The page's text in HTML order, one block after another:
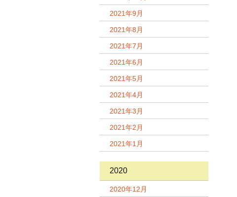
2021年9月
2021年8月
2021年7月
2021年6月
2021年5月
2021年4月
2021年3月
2021年2月
2021年1月
2020
2020年12月